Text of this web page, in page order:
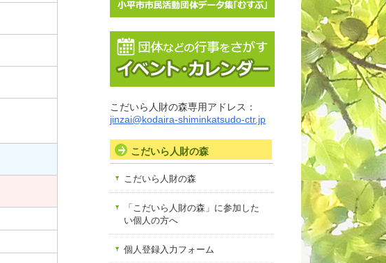
こだいら人財の森専用アドレス：
jinzai@kodaira-shiminkatsudo-ctr.jp
こだいら人財の森
こだいら人財の森
「こだいら人財の森」に参加した
い個人の方へ
個人登録入力フォーム